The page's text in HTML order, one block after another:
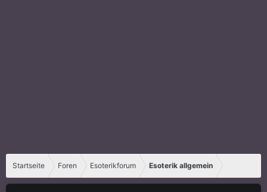
Startseite Foren Esoterikforum Esoterik allgemein